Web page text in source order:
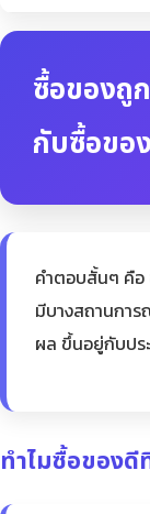
ซื้อของถู
กับซื้อขอ
คำตอบสั้นๆ คือ
มีบางสถานกา
ผล ขึ้นอยู่กับปร
ทำไมซื้อของ